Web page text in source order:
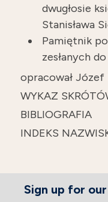
dwugłosie
Stanisława
Pamiętnik
zesłanych
opracował Józef
WYKAZ
BIBLIOGRAFIA
INDEKS
Sign up for